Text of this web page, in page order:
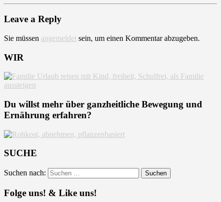
Leave a Reply
Sie müssen angemeldet sein, um einen Kommentar abzugeben.
WIR
Du willst mehr über ganzheitliche Bewegung und
Ernährung erfahren?
SUCHE
Suchen nach:
Folge uns! & Like uns!